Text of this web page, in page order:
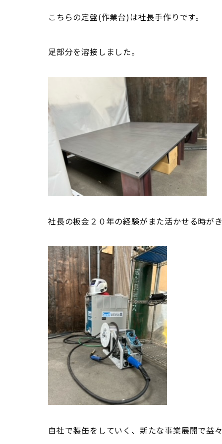
こちらの定盤(作業台)は社長手作りです。
足部分を溶接しました。
社長の板金２０年の経験がまた活かせる時がき
自社で製缶をしていく、新たな事業展開で益